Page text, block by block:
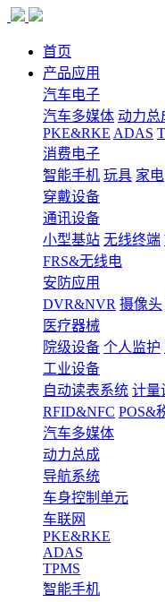
首页
产品应用
汽车电子
汽车多媒体 动力总
PKE&RKE ADAS
消费电子
智能手机 玩具 家电
穿戴设备
通讯设备
小型基站 无线终端
FRS&无线电
安防应用
DVR&NVR 摄像头
医疗器械
院级设备 个人监护
工业设备
自动读表系统 计量
RFID&NFC POS&
汽车多媒体
动力总成
导航系统
车身控制单元
车联网
PKE&RKE
ADAS
TPMS
智能手机